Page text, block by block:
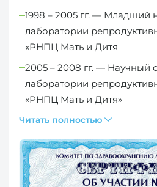
1998 – 2005 гг. — Младший
лаборатории
«РНПЦ Мать и Дитя
2005 – 2008 гг. — Научный
лаборатории
«РНПЦ Мать и Дитя»
Читать полностью